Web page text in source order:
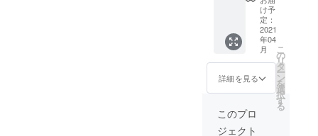
野・名
古屋・
京都・
大阪の
各会場
にお越
しいた
れ以外
ご自分
のこと
やご家
族のこ
とをひ
も解く
大きな
しょ
常相談
ます。
私たち
と一緒
に『ゆ
かり
の』を
広めて
いただ
と、今
後の励
みにな
る家系
図を作
成し、
家系図
のひも
解きを
つけた
スペ
セット
となり
ます。
け予
定：
2021
年04
月
詳細を見る
こ
の
リ
タ
ー
ン
を
選
択
す
る
このプロ
ジェクト